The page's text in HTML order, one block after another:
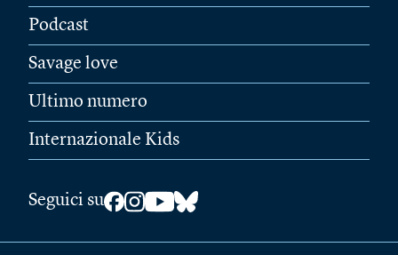
Podcast
Savage love
Ultimo numero
Internazionale Kids
Seguici su